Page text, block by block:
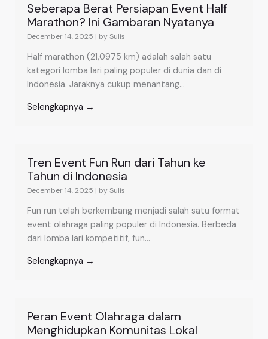
Seberapa Berat Persiapan Event Half
Marathon? Ini Gambaran Nyatanya
December 14, 2025 | by Sulis
Half marathon (21,0975 km) adalah salah satu
kategori lomba lari paling populer di dunia dan di
Indonesia. Jaraknya cukup menantang...
Selengkapnya →
Tren Event Fun Run dari Tahun ke
Tahun di Indonesia
December 14, 2025 | by Sulis
Fun run telah berkembang menjadi salah satu format
event olahraga paling populer di Indonesia. Berbeda
dari lomba lari kompetitif, fun...
Selengkapnya →
Peran Event Olahraga dalam
Menghidupkan Komunitas Lokal